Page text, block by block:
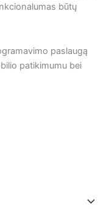
būtų
paslaugą
patikimumu bei